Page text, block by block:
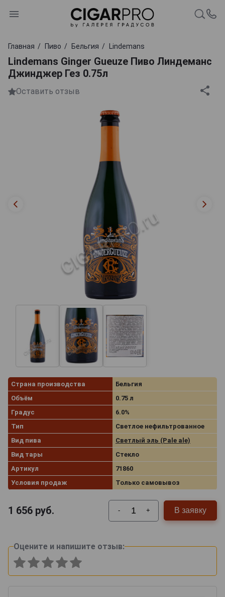
Главная Пиво Бельгия Lindemans
Lindemans Ginger Gueuze Пиво Линдеманс
Джинджер Гез 0.75л
Оставить отзыв
Страна производства
Бельгия
Объём
0.75 л
Градус
6.0%
Тип
Светлое нефильтрованное
Вид пива
Светлый эль (Pale ale)
Вид тары
Стекло
Артикул
71860
Условия продаж
Только самовывоз
1 656 руб. - + В заявку
Оцените и напишите отзыв: